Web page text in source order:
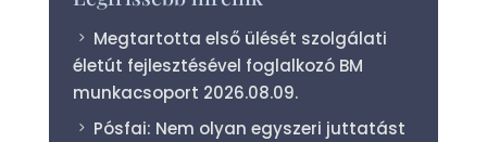
Megtartotta első ülését szolgálati
életút fejlesztésével foglalkozó BM
munkacsoport 2026.08.09.
Pósfai: Nem olyan egyszeri juttatást